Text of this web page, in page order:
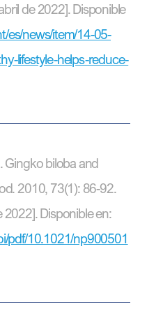
de 2022]. Disponible
es/news/item/14-05-
lifestyle-helps-reduce-
Gingko biloba and
2010, 73(1): 86-92.
Disponible en:
pdf/10.1021/np900501